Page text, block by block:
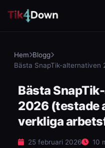
Hem Blogg
Bästa SnapTik-alternativen
Bästa
2026 (testade
verkliga
25 februari 2026
10